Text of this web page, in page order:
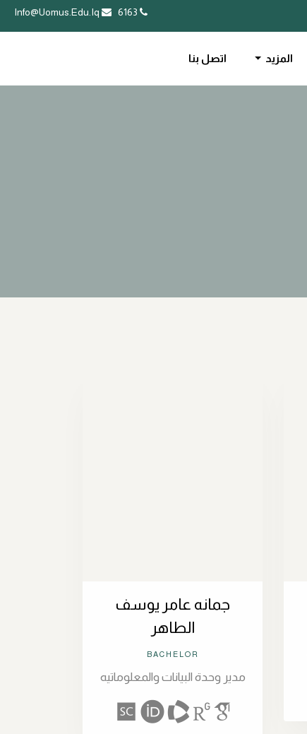
Info@Uomus.Edu.Iq
المزيد اتصل بنا
جمانه عامر يوسف
الطاهر
BACHELOR
مدير وحدة البيانات والمعلوماتيه